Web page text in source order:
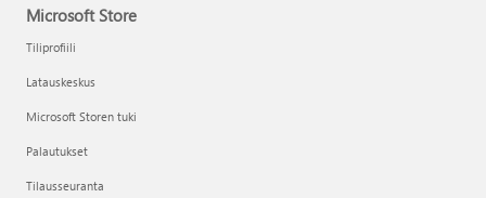
Microsoft Store
Tiliprofiili
Latauskeskus
Microsoft Storen tuki
Palautukset
Tilausseuranta